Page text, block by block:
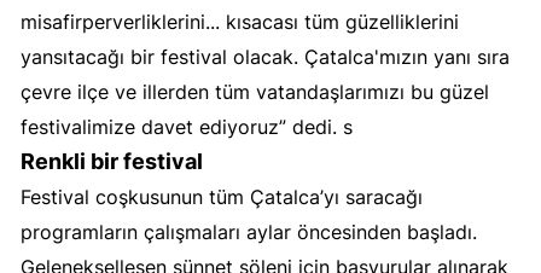
misafirperverliklerini... kısacası tüm güzelliklerini
yansıtacağı bir festival olacak. Çatalca'mızın yanı sıra
çevre ilçe ve illerden tüm vatandaşlarımızı bu güzel
festivalimize davet ediyoruz” dedi. s
Renkli bir festival
Festival coşkusunun tüm Çatalca’yı saracağı
programların çalışmaları aylar öncesinden başladı.
Gelenekselleşen sünnet şöleni için başvurular alınarak